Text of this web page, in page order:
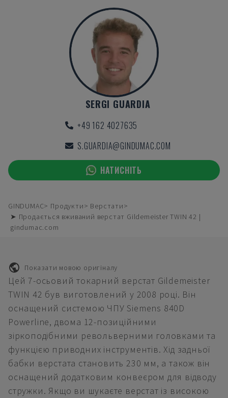
SERGI GUARDIA
+49 162 4027635
S.GUARDIA@GINDUMAC.COM
НАТИСНІТЬ
GINDUMAC Продукти
Верстати
➤ Продається вживаний верстат Gildemeister TWIN 42 |
gindumac.com
Показати мовою оригіналу
Цей 7-осьовий токарний верстат Gildemeister
TWIN 42 був виготовлений у 2008 році. Він
оснащений системою ЧПУ Siemens 840D
Powerline, двома 12-позиційними
зіркоподібними револьверними головками та
функцією приводних інструментів. Хід задньої
бабки верстата становить 230 мм, а також він
оснащений додатковим конвеєром для відводу
стружки. Якщо ви шукаєте верстат із високою